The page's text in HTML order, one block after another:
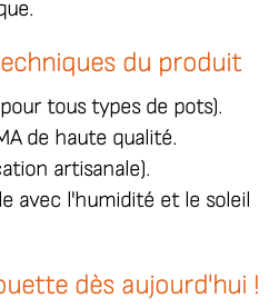
du produit
tous types de pots).
de haute qualité.
artisanale).
avec l'humidité et le soleil
dès aujourd'hui !